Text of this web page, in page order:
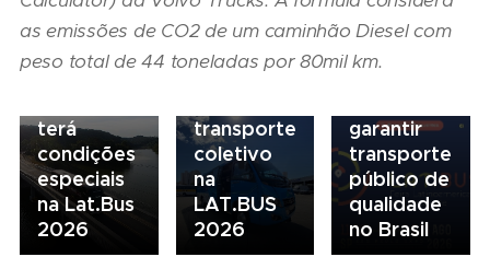
as emissões de CO2 de um caminhão Diesel com
peso total de 44 toneladas por 80mil km.
07/08/2026
Scania
terá
condições
especiais
na Lat.Bus
2026
descarbonização
e
financiamento
transporte
coletivo
na
LAT.BUS
2026
modelo
de
garantir
transporte
público de
qualidade
no Brasil
05/08/2026
Presidente
da FAESP
alerta para
04/08/2026
Renovação
da frota
escolar
03/08/2026
Volvo
inaugura
03/08/2026
Governança